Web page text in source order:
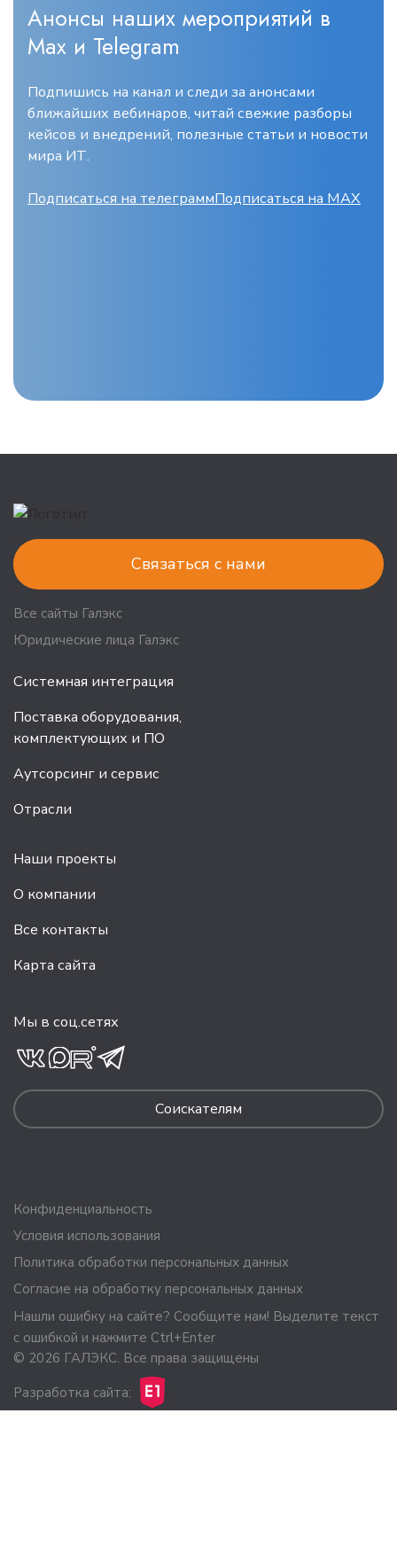
Анонсы наших мероприятий в
Max и Telegram
Подпишись на канал и следи за анонсами
ближайших вебинаров, читай свежие разборы
кейсов и внедрений, полезные статьи и новости
мира ИТ.
Подписаться на телеграммПодписаться на MAX
Связаться с нами
Все сайты Галэкс
Юридические лица Галэкс
Системная интеграция
Поставка оборудования,
комплектующих и ПО
Аутсорсинг и сервис
Отрасли
Наши проекты
О компании
Все контакты
Карта сайта
Мы в соц.сетях
Соискателям
Конфиденциальность
Условия использования
Политика обработки персональных данных
Согласие на обработку персональных данных
Нашли ошибку на сайте? Сообщите нам! Выделите текст
с ошибкой и нажмите Ctrl+Enter
© 2026 ГАЛЭКС. Все права защищены
Разработка сайта: